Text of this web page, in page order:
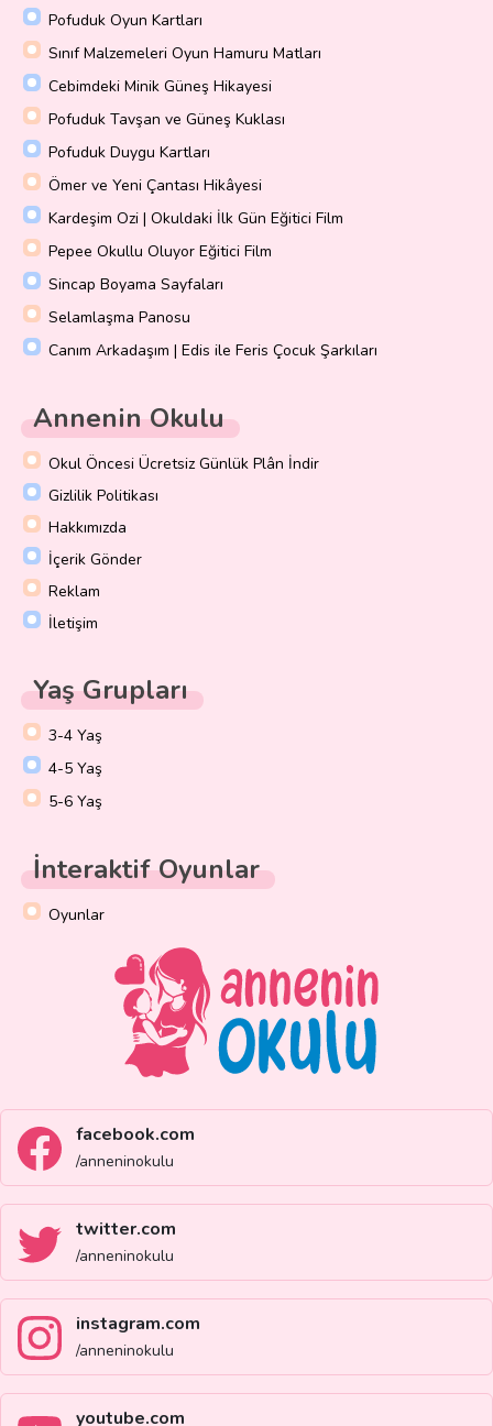
Pofuduk Oyun Kartları
Sınıf Malzemeleri Oyun Hamuru Matları
Cebimdeki Minik Güneş Hikayesi
Pofuduk Tavşan ve Güneş Kuklası
Pofuduk Duygu Kartları
Ömer ve Yeni Çantası Hikâyesi
Kardeşim Ozi | Okuldaki İlk Gün Eğitici Film
Pepee Okullu Oluyor Eğitici Film
Sincap Boyama Sayfaları
Selamlaşma Panosu
Canım Arkadaşım | Edis ile Feris Çocuk Şarkıları
Annenin Okulu
Okul Öncesi Ücretsiz Günlük Plân İndir
Gizlilik Politikası
Hakkımızda
İçerik Gönder
Reklam
İletişim
Yaş Grupları
3-4 Yaş
4-5 Yaş
5-6 Yaş
İnteraktif Oyunlar
Oyunlar
facebook.com
/anneninokulu
twitter.com
/anneninokulu
instagram.com
/anneninokulu
youtube.com